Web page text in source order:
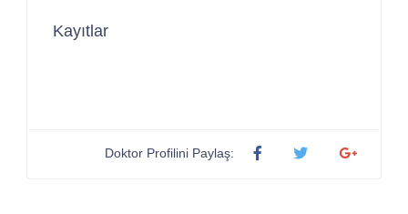
Kayıtlar
Doktor Profilini Paylaş: